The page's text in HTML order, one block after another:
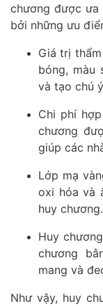
chương được
bởi những ưu
Giá trị
bóng, màu
và tạo chú
Chi phí
chương
giúp các
Lớp mạ
oxi hóa và
huy chương.
Huy
chương
mang và
Như vậy, huy